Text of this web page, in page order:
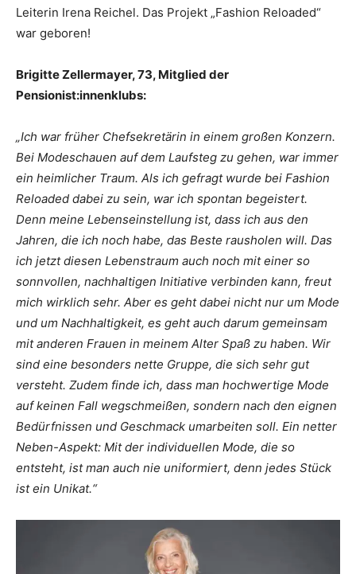
Leiterin Irena Reichel. Das Projekt „Fashion Reloaded“
war geboren!
Brigitte Zellermayer, 73, Mitglied der
Pensionist:innenklubs:
„Ich war früher Chefsekretärin in einem großen Konzern.
Bei Modeschauen auf dem Laufsteg zu gehen, war immer
ein heimlicher Traum. Als ich gefragt wurde bei Fashion
Reloaded dabei zu sein, war ich spontan begeistert.
Denn meine Lebenseinstellung ist, dass ich aus den
Jahren, die ich noch habe, das Beste rausholen will. Das
ich jetzt diesen Lebenstraum auch noch mit einer so
sonnvollen, nachhaltigen Initiative verbinden kann, freut
mich wirklich sehr. Aber es geht dabei nicht nur um Mode
und um Nachhaltigkeit, es geht auch darum gemeinsam
mit anderen Frauen in meinem Alter Spaß zu haben. Wir
sind eine besonders nette Gruppe, die sich sehr gut
versteht. Zudem finde ich, dass man hochwertige Mode
auf keinen Fall wegschmeißen, sondern nach den eignen
Bedürfnissen und Geschmack umarbeiten soll. Ein netter
Neben-Aspekt: Mit der individuellen Mode, die so
entsteht, ist man auch nie uniformiert, denn jedes Stück
ist ein Unikat.“